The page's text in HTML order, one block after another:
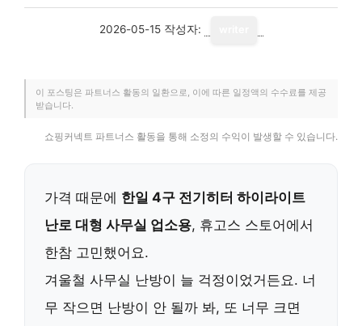
2026-05-15 작성자:
이 포스팅은 파트너스 활동의 일환으로, 이에 따른 일정액의 수수료를 제공
받습니다.
쇼핑커넥트 파트너스 활동을 통해 소정의 수익이 발생할 수 있습니다.
가격 때문에 한일 4구 전기히터 하이라이트
난로 대형 사무실 업소용, 휴고스 스토어에서
한참 고민했어요.
겨울철 사무실 난방이 늘 걱정이었거든요. 너
무 작으면 난방이 안 될까 봐, 또 너무 크면